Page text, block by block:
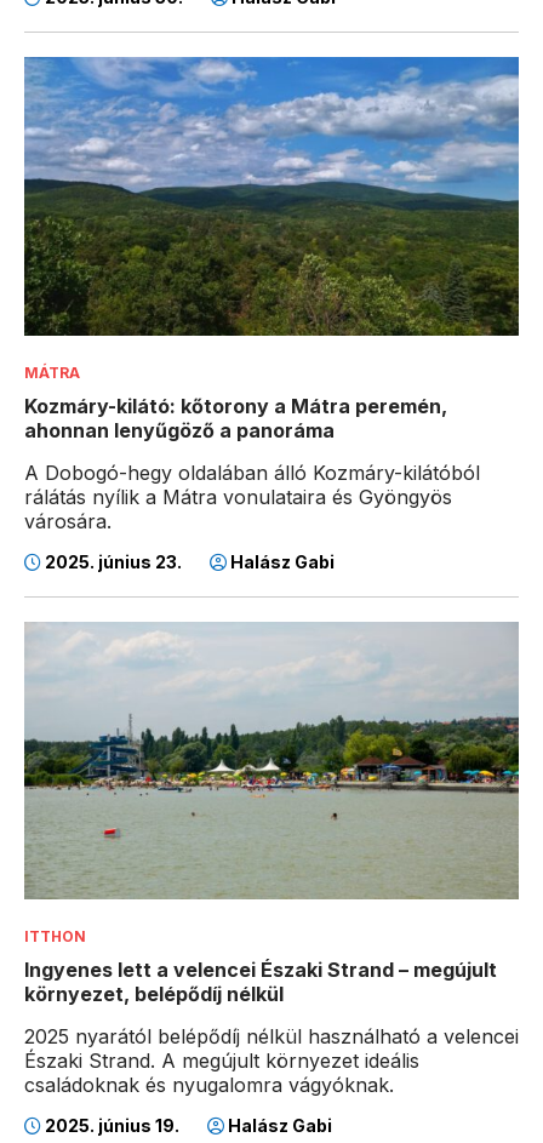
MÁTRA
Kozmáry-kilátó: kőtorony a Mátra peremén,
ahonnan lenyűgöző a panoráma
A Dobogó-hegy oldalában álló Kozmáry-kilátóból
rálátás nyílik a Mátra vonulataira és Gyöngyös
városára.
2025. június 23. Halász Gabi
ITTHON
Ingyenes lett a velencei Északi Strand – megújult
környezet, belépődíj nélkül
2025 nyarától belépődíj nélkül használható a velencei
Északi Strand. A megújult környezet ideális
családoknak és nyugalomra vágyóknak.
2025. június 19. Halász Gabi